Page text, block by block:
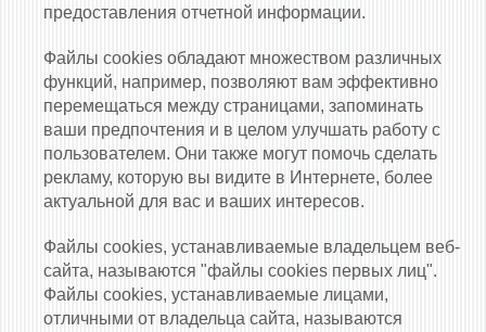
предоставления отчетной информации.
Файлы cookies обладают множеством различных
функций, например, позволяют вам эффективно
перемещаться между страницами, запоминать
ваши предпочтения и в целом улучшать работу с
пользователем. Они также могут помочь сделать
рекламу, которую вы видите в Интернете, более
актуальной для вас и ваших интересов.
Файлы cookies, устанавливаемые владельцем веб-
сайта, называются "файлы cookies первых лиц".
Файлы cookies, устанавливаемые лицами,
отличными от владельца сайта, называются